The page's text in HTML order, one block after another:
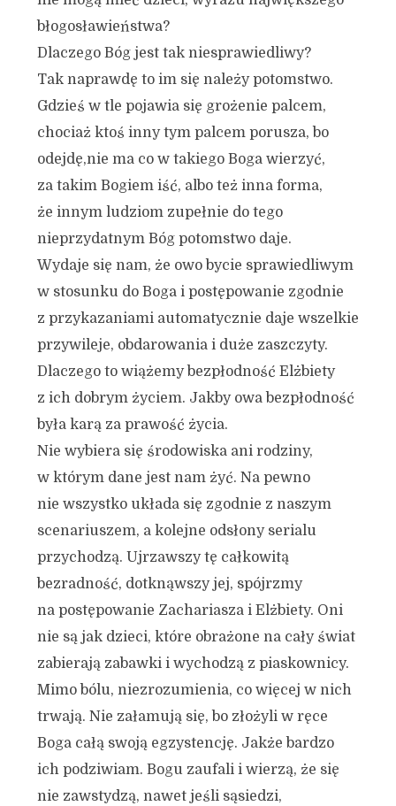
błogosławieństwa?
Dlaczego Bóg jest tak niesprawiedliwy?
Tak naprawdę to im się należy potomstwo.
Gdzieś w tle pojawia się grożenie palcem,
chociaż ktoś inny tym palcem porusza, bo
odejdę,nie ma co w takiego Boga wierzyć,
za takim Bogiem iść, albo też inna forma,
że innym ludziom zupełnie do tego
nieprzydatnym Bóg potomstwo daje.
Wydaje się nam, że owo bycie sprawiedliwym
w stosunku do Boga i postępowanie zgodnie
z przykazaniami automatycznie daje wszelkie
przywileje, obdarowania i duże zaszczyty.
Dlaczego to wiążemy bezpłodność Elżbiety
z ich dobrym życiem. Jakby owa bezpłodność
była karą za prawość życia.
Nie wybiera się środowiska ani rodziny,
w którym dane jest nam żyć. Na pewno
nie wszystko układa się zgodnie z naszym
scenariuszem, a kolejne odsłony serialu
przychodzą. Ujrzawszy tę całkowitą
bezradność, dotknąwszy jej, spójrzmy
na postępowanie Zachariasza i Elżbiety. Oni
nie są jak dzieci, które obrażone na cały świat
zabierają zabawki i wychodzą z piaskownicy.
Mimo bólu, niezrozumienia, co więcej w nich
trwają. Nie załamują się, bo złożyli w ręce
Boga całą swoją egzystencję. Jakże bardzo
ich podziwiam. Bogu zaufali i wierzą, że się
nie zawstydzą, nawet jeśli sąsiedzi,